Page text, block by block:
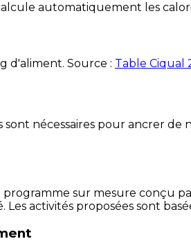
automatiquement les
d'aliment. Source : Table Ciqual
nécessaires pour ancrer
sur mesure conçu
activités proposées sont